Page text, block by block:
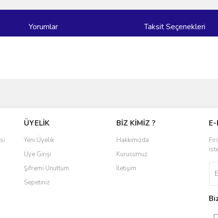
Yorumlar Taksit Seçenekleri
ÜYELİK
Yeni Üyelik
Üye Girişi
Şifremi Unuttum
Sepetiniz
BİZ KİMİZ ?
Hakkımızda
Kurucumuz
İletişim